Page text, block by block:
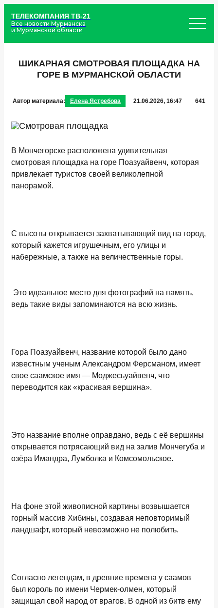
ТЕЛЕКОМПАНИЯ ТВ-21
Все новости Мурманска
и Мурманской области
ШИКАРНАЯ СМОТРОВАЯ ПЛОЩАДКА НА
ГОРЕ В МУРМАНСКОЙ ОБЛАСТИ
Автор материала: Елена Ястребова 21.06.2026, 16:47 641
В Мончегорске расположена удивительная
смотровая площадка на горе Поазуайвенч, которая
привлекает туристов своей великолепной
панорамой.
С высоты открывается захватывающий вид на город,
который кажется игрушечным, его улицы и
набережные, а также на величественные горы.
Это идеальное место для фотографий на память,
ведь такие виды запоминаются на всю жизнь.
Гора Поазуайвенч, название которой было дано
известным ученым Александром Ферсманом, имеет
свое саамское имя — Моджесьуайвенч, что
переводится как «красивая вершина».
Это название вполне оправдано, ведь с её вершины
открывается потрясающий вид на залив Мончегуба и
озёра Имандра, Лумболка и Комсомольское.
На фоне этой живописной картины возвышается
горный массив Хибины, создавая неповторимый
ландшафт, который невозможно не полюбить.
Согласно легендам, в древние времена у саамов
был король по имени Чермек-олмен, который
защищал свой народ от врагов. В одной из битв ему